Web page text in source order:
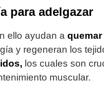
para adelgazar
ello ayudan a
y regeneran los
los cuales son
muscular.